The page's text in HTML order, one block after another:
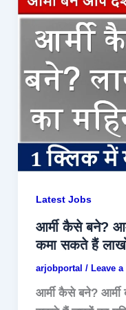
Latest Jobs
आर्मी कैसे बने?
कमा सकते हैं
arjobportal / Leave
आर्मी कैसे बने?